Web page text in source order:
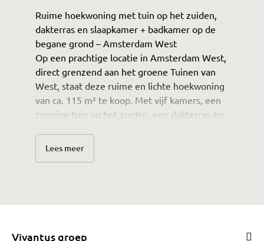
Ruime hoekwoning met tuin op het zuiden,
dakterras en slaapkamer + badkamer op de
begane grond – Amsterdam West
Op een prachtige locatie in Amsterdam West,
direct grenzend aan het groene Tuinen van
West, staat deze ruime en lichte hoekwoning
van ca. 115 m² te koop. Met vijf kamers, een
zonnige tuin op het zuiden, een dakterras én
Lees meer
Vivantus groep